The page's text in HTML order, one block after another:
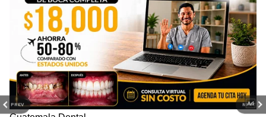
PREV NEXT